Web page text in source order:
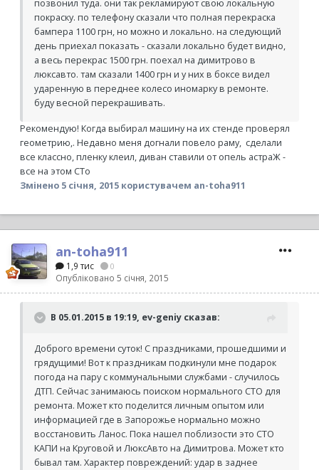
позвонил туда. они так рекламируют свою локальную
покраску. по телефону сказали что полная перекраска
бампера 1100 грн, но можно и локально. на следующий
день приехал показать - сказали локально будет видно,
а весь перекрас 1500 грн. поехал на димитрово в
люксавто. там сказали 1400 грн и у них в боксе видел
ударенную в переднее колесо иномарку в ремонте.
буду весной перекрашивать.
Рекомендую! Когда выбирал машину на их стенде проверял
геометрию,. Недавно меня догнали повело раму, сделали
все классно, пленку клеил, диван ставили от опель астраЖ -
все на этом СТо
Змінено 5 січня, 2015 користувачем an-toha911
an-toha911
1,9 тис 0
Опубліковано 5 січня, 2015
В 05.01.2015 в 19:19, ev-geniy сказав:
Доброго времени суток! С праздниками, прошедшими и
грядущими! Вот к праздникам подкинули мне подарок
погода на пару с коммунальными службами - случилось
ДТП. Сейчас занимаюсь поиском нормального СТО для
ремонта. Может кто поделится личным опытом или
информацией где в Запорожье нормально можно
восстановить Ланос. Пока нашел поблизости это СТО
КАПИ на Круговой и ЛюксАвто на Димитрова. Может кто
бывал там. Характер повреждений: удар в заднее